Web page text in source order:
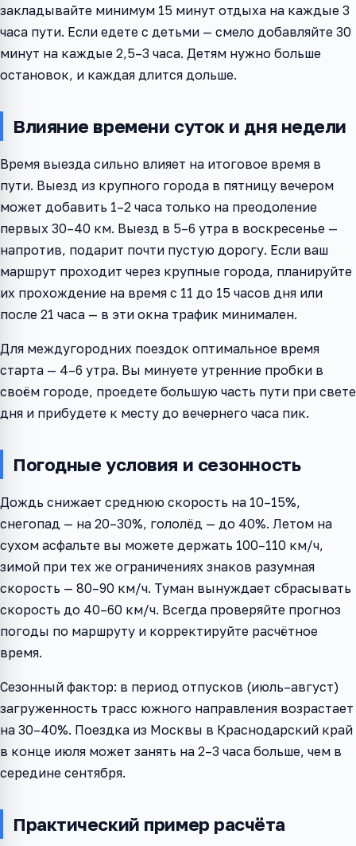
закладывайте минимум 15 минут отдыха на каждые 3
часа пути. Если едете с детьми — смело добавляйте 30
минут на каждые 2,5–3 часа. Детям нужно больше
остановок, и каждая длится дольше.
Влияние времени суток и дня недели
Время выезда сильно влияет на итоговое время в
пути. Выезд из крупного города в пятницу вечером
может добавить 1–2 часа только на преодоление
первых 30–40 км. Выезд в 5–6 утра в воскресенье —
напротив, подарит почти пустую дорогу. Если ваш
маршрут проходит через крупные города, планируйте
их прохождение на время с 11 до 15 часов дня или
после 21 часа — в эти окна трафик минимален.
Для междугородних поездок оптимальное время
старта — 4–6 утра. Вы минуете утренние пробки в
своём городе, проедете большую часть пути при свете
дня и прибудете к месту до вечернего часа пик.
Погодные условия и сезонность
Дождь снижает среднюю скорость на 10–15%,
снегопад — на 20–30%, гололёд — до 40%. Летом на
сухом асфальте вы можете держать 100–110 км/ч,
зимой при тех же ограничениях знаков разумная
скорость — 80–90 км/ч. Туман вынуждает сбрасывать
скорость до 40–60 км/ч. Всегда проверяйте прогноз
погоды по маршруту и корректируйте расчётное
время.
Сезонный фактор: в период отпусков (июль–август)
загруженность трасс южного направления возрастает
на 30–40%. Поездка из Москвы в Краснодарский край
в конце июля может занять на 2–3 часа больше, чем в
середине сентября.
Практический пример расчёта